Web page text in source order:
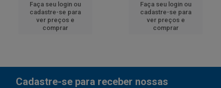
Faça seu login ou
cadastre-se para
ver preços e
comprar
Faça seu login ou
cadastre-se para
ver preços e
comprar
Cadastre-se para receber nossas